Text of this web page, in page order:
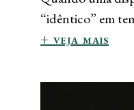
“idêntico” em
+ veja mais